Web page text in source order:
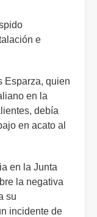
e
Esparza, quien
en la
debía
en acato al
en la Junta
la negativa
su
incidente de